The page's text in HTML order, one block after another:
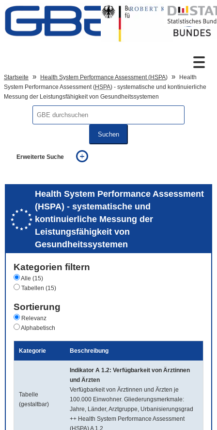
Zum Inhalt
Sprachumschaltung
Startseite Health System Performance Assessment (HSPA)
Health
System Performance Assessment (HSPA) - systematische und kontinuierliche
Messung der Leistungsfähigkeit von Gesundheitssystemen
Suchen
Erweiterte Suche
auch in allen Texten suchen (Volltextsuche)
auch Synonyme einbeziehen
auch ähnlich geschriebenes einbeziehen
Health System Performance Assessment
(HSPA) - systematische und
kontinuierliche Messung der
Leistungsfähigkeit von
Gesundheitssystemen
Kategorien filtern
Alle (15)
Tabellen (15)
Sortierung
Relevanz
Alphabetisch
Kategorie Beschreibung
Tabelle
(gestaltbar)
Indikator A 1.2: Verfügbarkeit von Ärztinnen
und Ärzten
Verfügbarkeit von Ärztinnen und Ärzten je
100.000 Einwohner. Gliederungsmerkmale:
Jahre, Länder, Arztgruppe, Urbanisierungsgrad
++ Health System Performance Assessment